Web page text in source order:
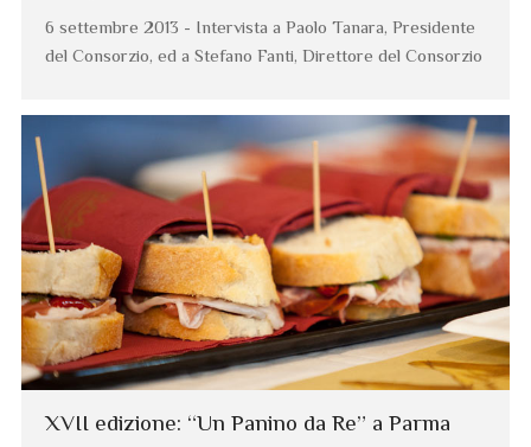
6 settembre 2013 - Intervista a Paolo Tanara, Presidente
del Consorzio, ed a Stefano Fanti, Direttore del Consorzio
XVII edizione: “Un Panino da Re” a Parma